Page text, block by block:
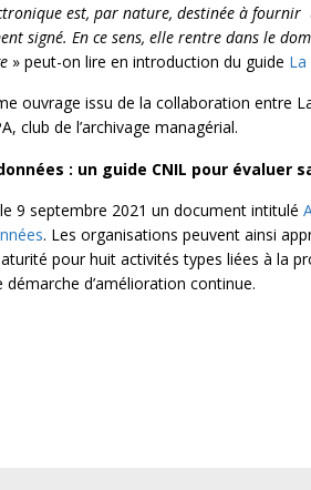
est, par nature, destinée à
signé. En ce sens, elle rentre dans le
» peut-on lire en introduction du guide
ouvrage issu de la collaboration entre
club de l’archivage managérial.
: un guide CNIL pour évaluer
9 septembre 2021 un document intitulé
. Les organisations peuvent ainsi
pour huit activités types liées à la
démarche d’amélioration continue.